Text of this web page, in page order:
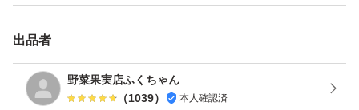
出品者
野菜果実店ふくちゃん
（1039） 本人確認済